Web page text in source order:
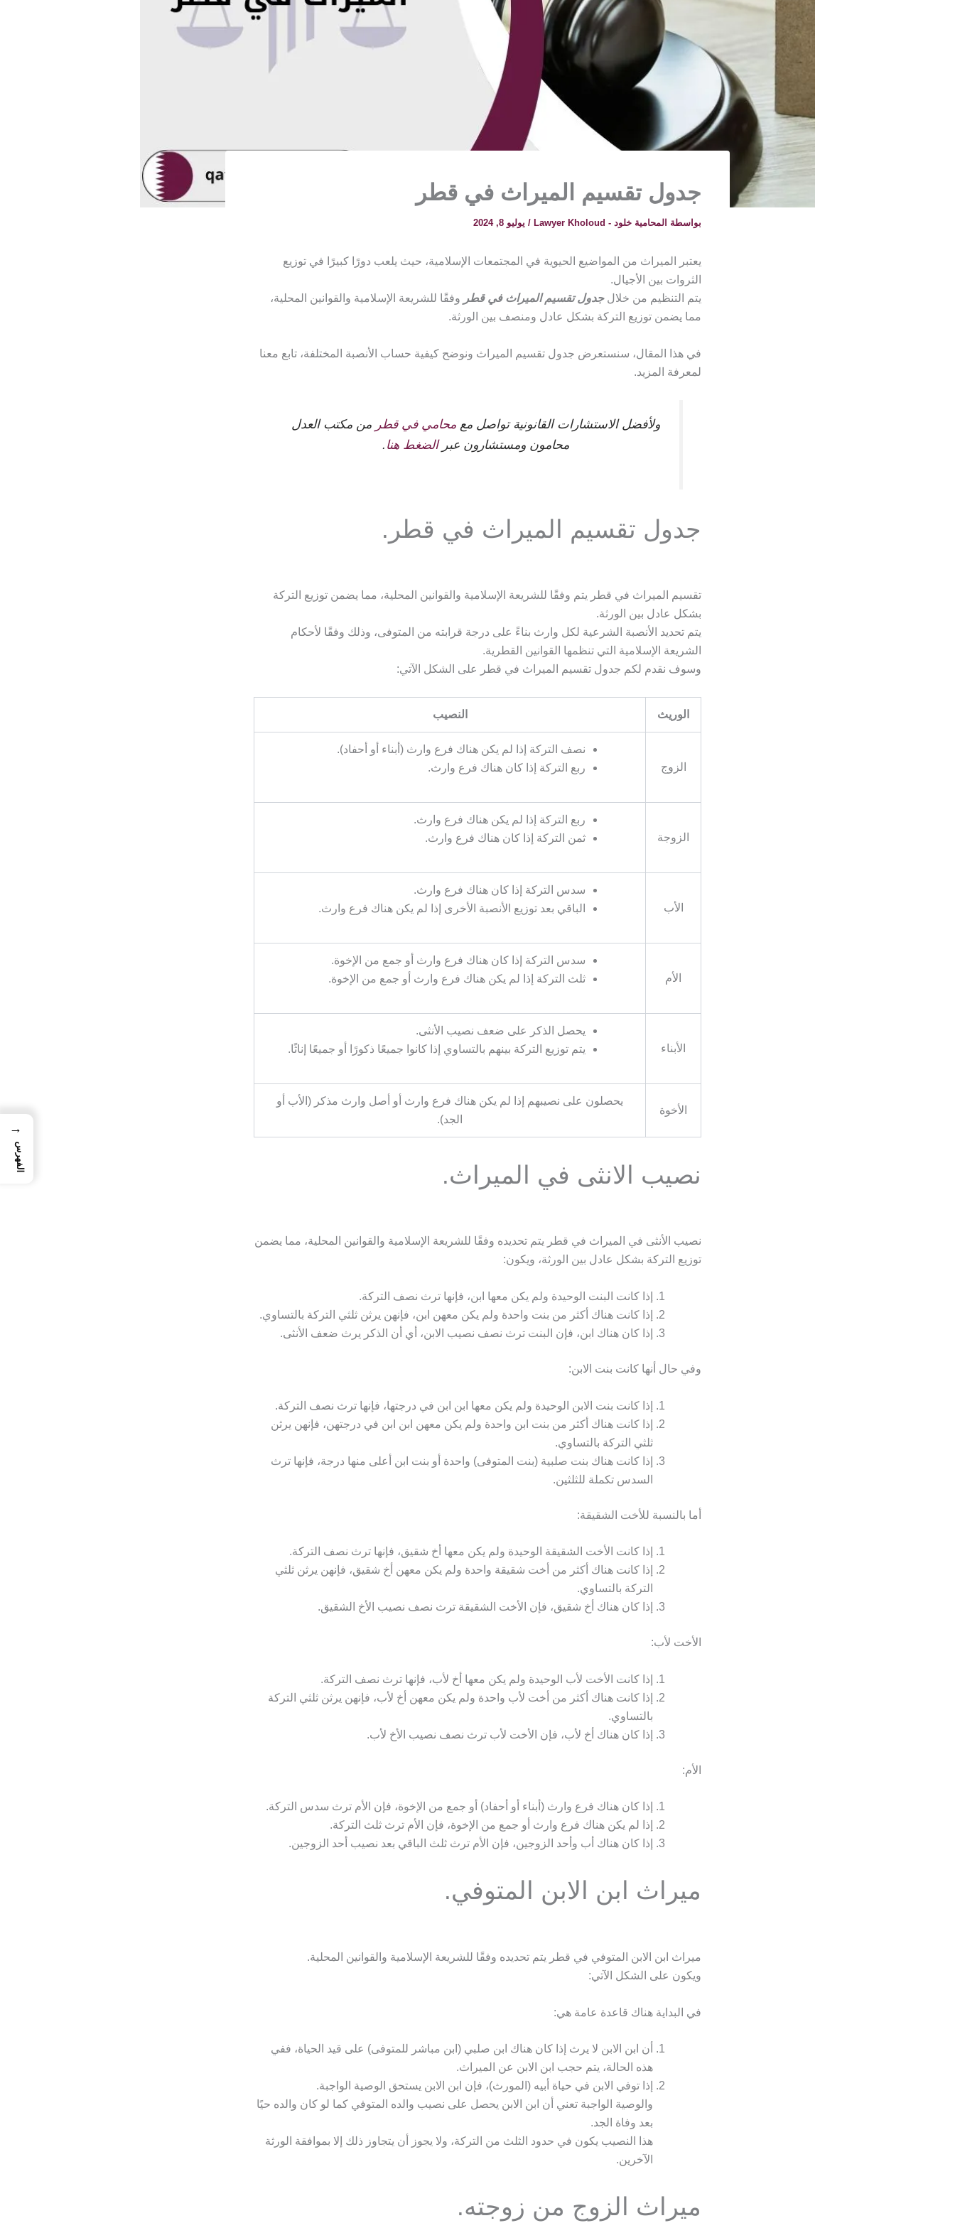
جدول تقسيم الميراث في قطر
بواسطة المحامية خلود - Lawyer Kholoud / يوليو 8, 2024
يعتبر الميراث من المواضيع الحيوية في المجتمعات الإسلامية، حيث يلعب دورًا كبيرًا في توزيع
الثروات بين الأجيال.
يتم التنظيم من خلال جدول تقسيم الميراث في قطر وفقًا للشريعة الإسلامية والقوانين المحلية،
مما يضمن توزيع التركة بشكل عادل ومنصف بين الورثة.
في هذا المقال، سنستعرض جدول تقسيم الميراث ونوضح كيفية حساب الأنصبة المختلفة، تابع معنا
لمعرفة المزيد.
ولأفضل الاستشارات القانونية تواصل مع محامي في قطر من مكتب العدل
محامون ومستشارون عبرالضغط هنا .
جدول تقسيم الميراث في قطر.
تقسيم الميراث في قطر يتم وفقًا للشريعة الإسلامية والقوانين المحلية، مما يضمن توزيع التركة
بشكل عادل بين الورثة.
يتم تحديد الأنصبة الشرعية لكل وارث بناءً على درجة قرابته من المتوفى، وذلك وفقًا لأحكام
الشريعة الإسلامية التي تنظمها القوانين القطرية.
وسوف نقدم لكم جدول تقسيم الميراث في قطر على الشكل الآتي:
الوريث النصيب
الزوج
نصف التركة إذا لم يكن هناك فرع وارث (أبناء أو أحفاد).
ربع التركة إذا كان هناك فرع وارث.
الزوجة
ربع التركة إذا لم يكن هناك فرع وارث.
ثمن التركة إذا كان هناك فرع وارث.
الأب
سدس التركة إذا كان هناك فرع وارث.
الباقي بعد توزيع الأنصبة الأخرى إذا لم يكن هناك فرع وارث.
الأم
سدس التركة إذا كان هناك فرع وارث أو جمع من الإخوة.
ثلث التركة إذا لم يكن هناك فرع وارث أو جمع من الإخوة.
الأبناء
يحصل الذكر على ضعف نصيب الأنثى.
يتم توزيع التركة بينهم بالتساوي إذا كانوا جميعًا ذكورًا أو جميعًا إناثًا.
الأخوة
يحصلون على نصيبهم إذا لم يكن هناك فرع وارث أو أصل وارث مذكر (الأب أو
الجد).
نصيب الانثى في الميراث.
نصيب الأنثى في الميراث في قطر يتم تحديده وفقًا للشريعة الإسلامية والقوانين المحلية، مما يضمن
توزيع التركة بشكل عادل بين الورثة، ويكون:
إذا كانت البنت الوحيدة ولم يكن معها ابن، فإنها ترث نصف التركة.
إذا كانت هناك أكثر من بنت واحدة ولم يكن معهن ابن، فإنهن يرثن ثلثي التركة بالتساوي.
إذا كان هناك ابن، فإن البنت ترث نصف نصيب الابن، أي أن الذكر يرث ضعف الأنثى.
وفي حال أنها كانت بنت الابن:
إذا كانت بنت الابن الوحيدة ولم يكن معها ابن ابن في درجتها، فإنها ترث نصف التركة.
إذا كانت هناك أكثر من بنت ابن واحدة ولم يكن معهن ابن ابن في درجتهن، فإنهن يرثن
ثلثي التركة بالتساوي.
إذا كانت هناك بنت صلبية (بنت المتوفى) واحدة أو بنت ابن أعلى منها درجة، فإنها ترث
السدس تكملة للثلثين.
أما بالنسبة للأخت الشقيقة:
إذا كانت الأخت الشقيقة الوحيدة ولم يكن معها أخ شقيق، فإنها ترث نصف التركة.
إذا كانت هناك أكثر من أخت شقيقة واحدة ولم يكن معهن أخ شقيق، فإنهن يرثن ثلثي
التركة بالتساوي.
إذا كان هناك أخ شقيق، فإن الأخت الشقيقة ترث نصف نصيب الأخ الشقيق.
الأخت لأب:
إذا كانت الأخت لأب الوحيدة ولم يكن معها أخ لأب، فإنها ترث نصف التركة.
إذا كانت هناك أكثر من أخت لأب واحدة ولم يكن معهن أخ لأب، فإنهن يرثن ثلثي التركة
بالتساوي.
إذا كان هناك أخ لأب، فإن الأخت لأب ترث نصف نصيب الأخ لأب.
الأم:
إذا كان هناك فرع وارث (أبناء أو أحفاد) أو جمع من الإخوة، فإن الأم ترث سدس التركة.
إذا لم يكن هناك فرع وارث أو جمع من الإخوة، فإن الأم ترث ثلث التركة.
إذا كان هناك أب وأحد الزوجين، فإن الأم ترث ثلث الباقي بعد نصيب أحد الزوجين.
ميراث ابن الابن المتوفي.
ميراث ابن الابن المتوفي في قطر يتم تحديده وفقًا للشريعة الإسلامية والقوانين المحلية.
ويكون على الشكل الآتي:
في البداية هناك قاعدة عامة هي:
أن ابن الابن لا يرث إذا كان هناك ابن صلبي (ابن مباشر للمتوفى) على قيد الحياة، ففي
هذه الحالة، يتم حجب ابن الابن عن الميراث.
إذا توفي الابن في حياة أبيه (المورث)، فإن ابن الابن يستحق الوصية الواجبة.
والوصية الواجبة تعني أن ابن الابن يحصل على نصيب والده المتوفي كما لو كان والده حيًا
بعد وفاة الجد.
هذا النصيب يكون في حدود الثلث من التركة، ولا يجوز أن يتجاوز ذلك إلا بموافقة الورثة
الآخرين.
ميراث الزوج من زوجته.
→
الفهرس